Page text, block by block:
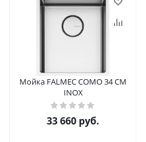
Мойка FALMEC COMO 34 CM
INOX
33 660 руб.